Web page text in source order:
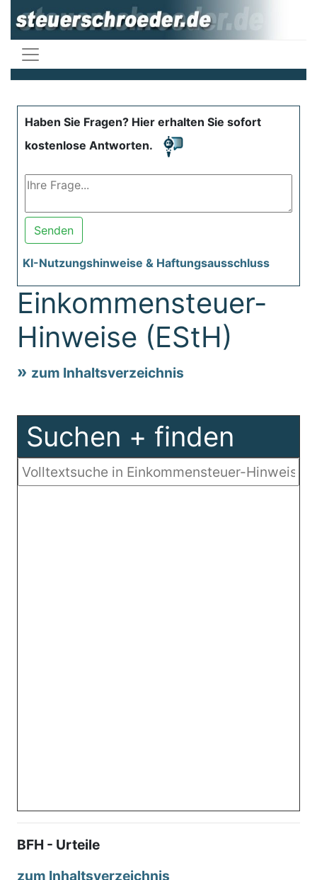
Haben Sie Fragen? Hier erhalten Sie sofort
kostenlose Antworten.
Senden
KI-Nutzungshinweise & Haftungsausschluss
Einkommensteuer-
Hinweise (EStH)
zum Inhaltsverzeichnis
Suchen + finden
BFH - Urteile
zum Inhaltsverzeichnis